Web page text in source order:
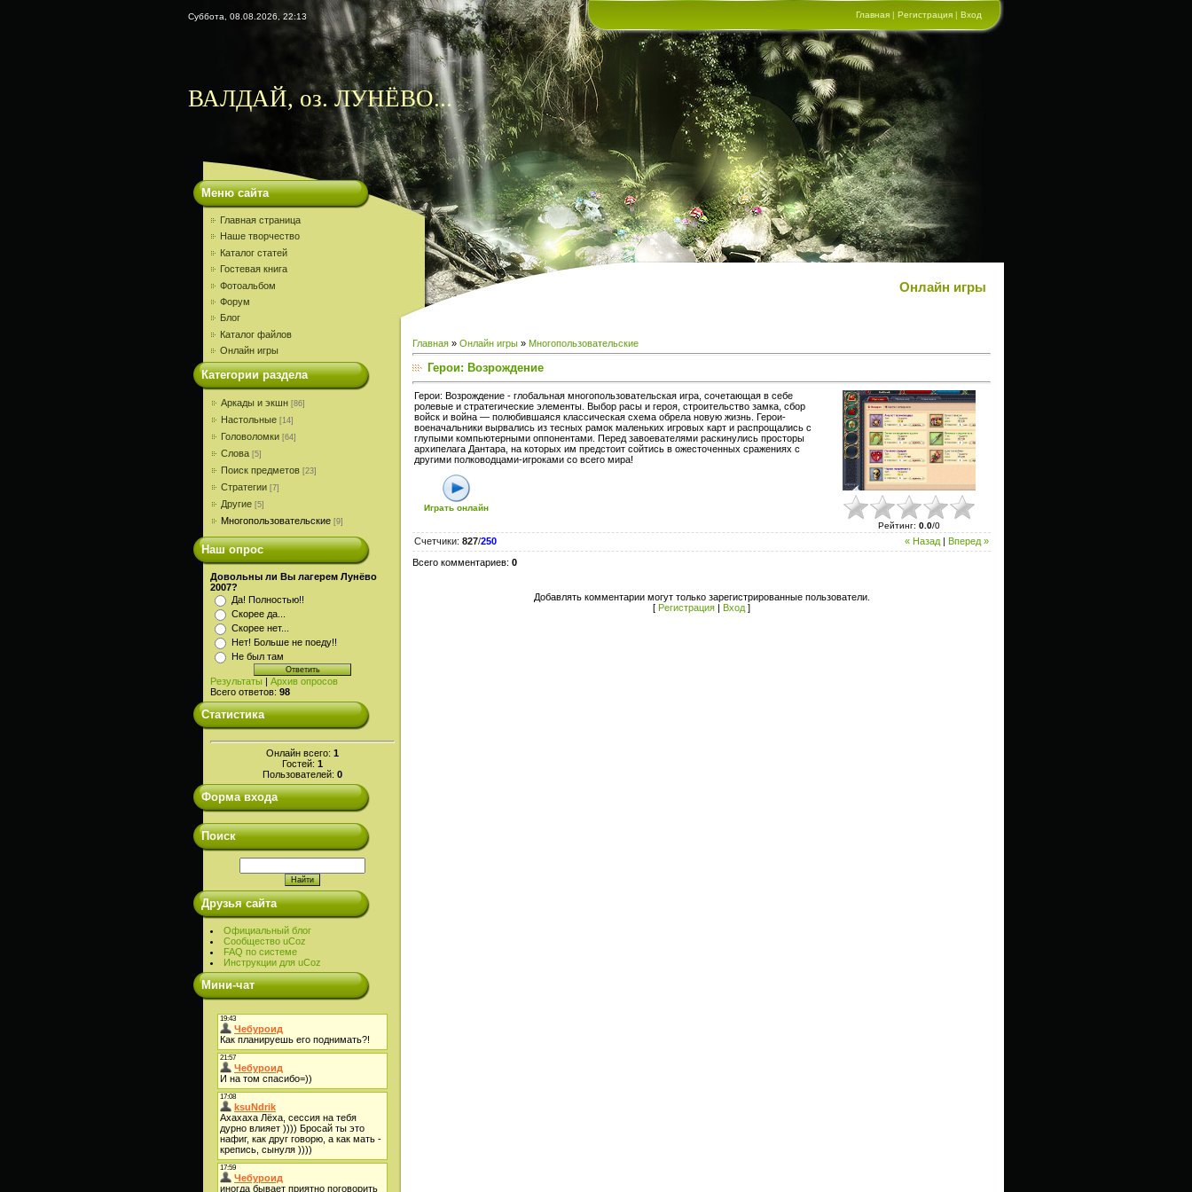
Суббота, 08.08.2026, 22:13 Главная | Регистрация | Вход
ВАЛДАЙ, оз. ЛУНЁВО...
Меню сайта
Главная страница
Наше творчество
Каталог статей
Гостевая книга
Фотоальбом
Форум
Блог
Каталог файлов
Онлайн игры
Категории раздела
Аркады и экшн [86]
Настольные [14]
Головоломки [64]
Слова [5]
Поиск предметов [23]
Стратегии [7]
Другие [5]
Многопользовательские [9]
Наш опрос
Довольны ли Вы лагерем Лунёво
2007?
Да! Полностью!!
Скорее да...
Скорее нет...
Нет! Больше не поеду!!
Не был там
Результаты | Архив опросов
Всего ответов: 98
Статистика
Онлайн всего: 1
Гостей: 1
Пользователей: 0
Форма входа
Поиск
Друзья сайта
Официальный блог
Сообщество uCoz
FAQ по системе
Инструкции для uCoz
Мини-чат
Онлайн игры
Главная » Онлайн игры » Многопользовательские
Герои: Возрождение
Герои: Возрождение - глобальная многопользовательская игра, сочетающая в себе
ролевые и стратегические элементы. Выбор расы и героя, строительство замка, сбор
войск и война — полюбившаяся классическая схема обрела новую жизнь. Герои-
военачальники вырвались из тесных рамок маленьких игровых карт и распрощались с
глупыми компьютерными оппонентами. Перед завоевателями раскинулись просторы
архипелага Дантара, на которых им предстоит сойтись в ожесточенных сражениях с
другими полководцами-игроками со всего мира!
Играть онлайн
Рейтинг: 0.0/0
« Назад Вперед »
Счетчики: 827/250
Всего комментариев: 0
Добавлять комментарии могут только зарегистрированные пользователи.
[ Регистрация Вход ]